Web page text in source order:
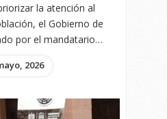
la atención al
el Gobierno de
por el mandatario…
2026